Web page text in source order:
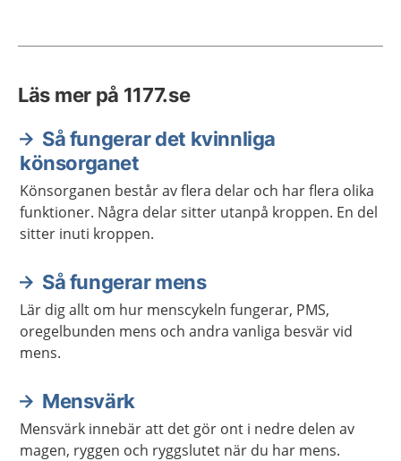
Läs mer på 1177.se
Så fungerar det kvinnliga
könsorganet
Könsorganen består av flera delar och har flera olika
funktioner. Några delar sitter utanpå kroppen. En del
sitter inuti kroppen.
Så fungerar mens
Lär dig allt om hur menscykeln fungerar, PMS,
oregelbunden mens och andra vanliga besvär vid
mens.
Mensvärk
Mensvärk innebär att det gör ont i nedre delen av
magen, ryggen och ryggslutet när du har mens.